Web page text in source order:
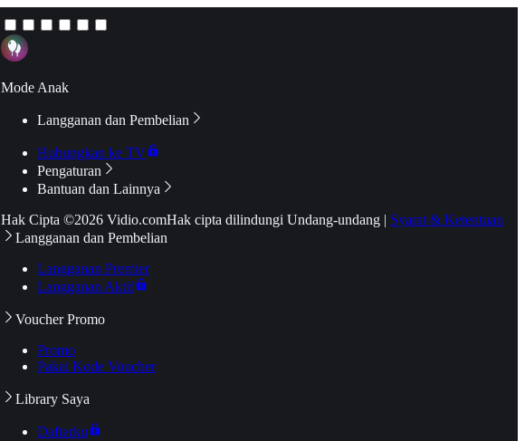
Mode Anak
Langganan dan Pembelian
Hubungkan ke TV
Pengaturan
Bantuan dan Lainnya
Hak Cipta ©2026 Vidio.comHak cipta dilindungi Undang-undang | Syarat & Ketentuan
Langganan dan Pembelian
Langganan Premier
Langganan Aktif
Voucher Promo
Promo
Pakai Kode Voucher
Library Saya
Daftarku